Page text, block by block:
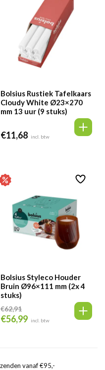
Bolsius Rustiek Tafelkaars
Cloudy White Ø23×270
mm 13 uur (9 stuks)
€11,68 incl. btw
Bolsius Styleco Houder
Bruin Ø96×111 mm (2x 4
stuks)
€62,91
Oorspronkelijke
€56,99 Huidige
incl. btw